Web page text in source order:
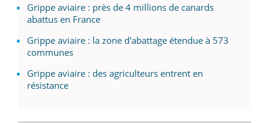
Grippe aviaire : près de 4 millions de canards
abattus en France
Grippe aviaire : la zone d'abattage étendue à 573
communes
Grippe aviaire : des agriculteurs entrent en
résistance